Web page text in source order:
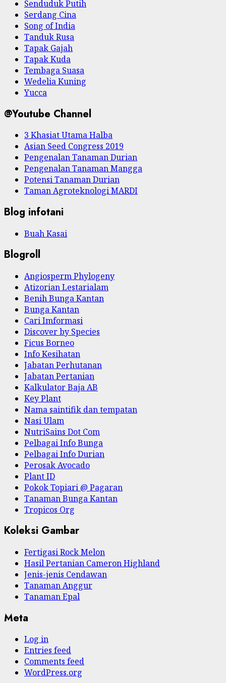
Senduduk Putih
Serdang Cina
Song of India
Tanduk Rusa
Tapak Gajah
Tapak Kuda
Tembaga Suasa
Wedelia Kuning
Yucca
@Youtube Channel
3 Khasiat Utama Halba
Asian Seed Congress 2019
Pengenalan Tanaman Durian
Pengenalan Tanaman Mangga
Potensi Tanaman Durian
Taman Agroteknologi MARDI
Blog infotani
Buah Kasai
Blogroll
Angiosperm Phylogeny
Atizorian Lestarialam
Benih Bunga Kantan
Bunga Kantan
Cari Imformasi
Discover by Species
Ficus Borneo
Info Kesihatan
Jabatan Perhutanan
Jabatan Pertanian
Kalkulator Baja AB
Key Plant
Nama saintifik dan tempatan
Nasi Ulam
NutriSains Dot Com
Pelbagai Info Bunga
Pelbagai Info Durian
Perosak Avocado
Plant ID
Pokok Topiari @ Pagaran
Tanaman Bunga Kantan
Tropicos Org
Koleksi Gambar
Fertigasi Rock Melon
Hasil Pertanian Cameron Highland
Jenis-jenis Cendawan
Tanaman Anggur
Tanaman Epal
Meta
Log in
Entries feed
Comments feed
WordPress.org